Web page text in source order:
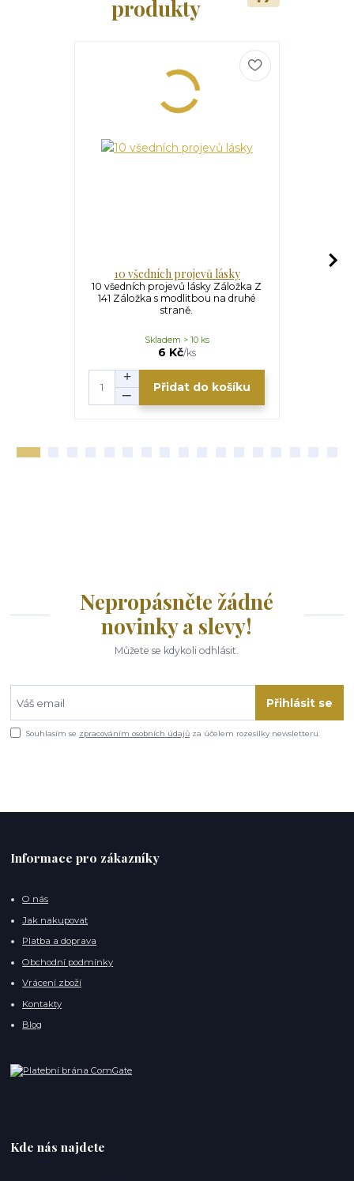
produkty
10 všedních projevů lásky
10 všedních projevů lásky Záložka Z
141 Záložka s modlitbou na druhé
straně.
6 Kč/ks
Skladem > 10 ks
Přidat do košíku
Nepropásněte žádné
novinky a slevy!
Můžete se kdykoli odhlásit.
Přihlásit se
Souhlasím se zpracováním osobních údajů za účelem rozesílky newsletteru.
Informace pro zákazníky
O nás
Jak nakupovat
Platba a doprava
Obchodní podmínky
Vrácení zboží
Kontakty
Blog
Kde nás najdete